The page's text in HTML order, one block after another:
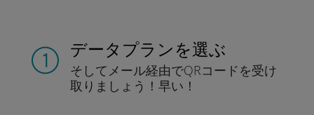
データプランを選ぶ
そしてメール経由でQRコードを受け
取りましょう！早い！